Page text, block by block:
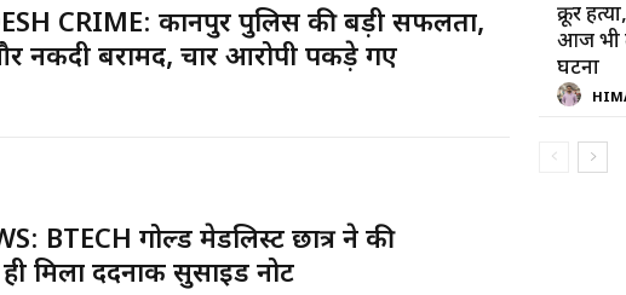
CRIME: कानपुर पुलिस की बड़ी सफलता,
नकदी बरामद, चार आरोपी पकड़े गए
BTECH गोल्ड मेडलिस्ट छात्र ने की
मिला दर्दनाक सुसाइड नोट
क्रूर
आज भी
घटना